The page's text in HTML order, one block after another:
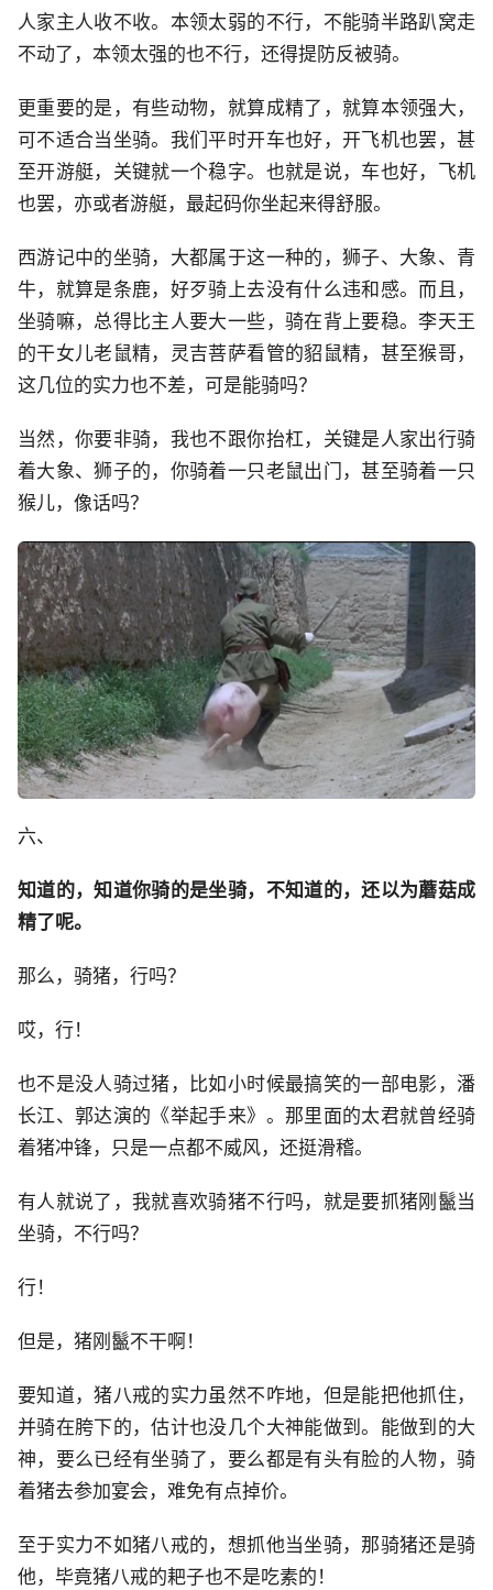
人家主人收不收。本领太弱的不行，不能骑半路趴窝走
不动了，本领太强的也不行，还得提防反被骑。
更重要的是，有些动物，就算成精了，就算本领强大，
可不适合当坐骑。我们平时开车也好，开飞机也罢，甚
至开游艇，关键就一个稳字。也就是说，车也好，飞机
也罢，亦或者游艇，最起码你坐起来得舒服。
西游记中的坐骑，大都属于这一种的，狮子、大象、青
牛，就算是条鹿，好歹骑上去没有什么违和感。而且，
坐骑嘛，总得比主人要大一些，骑在背上要稳。李天王
的干女儿老鼠精，灵吉菩萨看管的貂鼠精，甚至猴哥，
这几位的实力也不差，可是能骑吗？
当然，你要非骑，我也不跟你抬杠，关键是人家出行骑
着大象、狮子的，你骑着一只老鼠出门，甚至骑着一只
猴儿，像话吗？
六、
知道的，知道你骑的是坐骑，不知道的，还以为蘑菇成
精了呢。
那么，骑猪，行吗？
哎，行！
也不是没人骑过猪，比如小时候最搞笑的一部电影，潘
长江、郭达演的《举起手来》。那里面的太君就曾经骑
着猪冲锋，只是一点都不威风，还挺滑稽。
有人就说了，我就喜欢骑猪不行吗，就是要抓猪刚鬣当
坐骑，不行吗？
行！
但是，猪刚鬣不干啊！
要知道，猪八戒的实力虽然不咋地，但是能把他抓住，
并骑在胯下的，估计也没几个大神能做到。能做到的大
神，要么已经有坐骑了，要么都是有头有脸的人物，骑
着猪去参加宴会，难免有点掉价。
至于实力不如猪八戒的，想抓他当坐骑，那骑猪还是骑
他，毕竟猪八戒的耙子也不是吃素的！